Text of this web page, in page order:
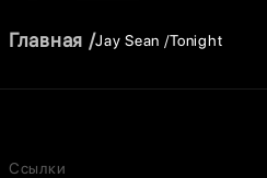
Главная Jay Sean Tonight
Ссылки